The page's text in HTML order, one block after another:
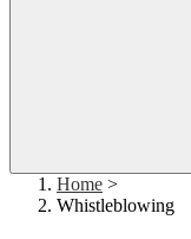
Home >
Whistleblowing